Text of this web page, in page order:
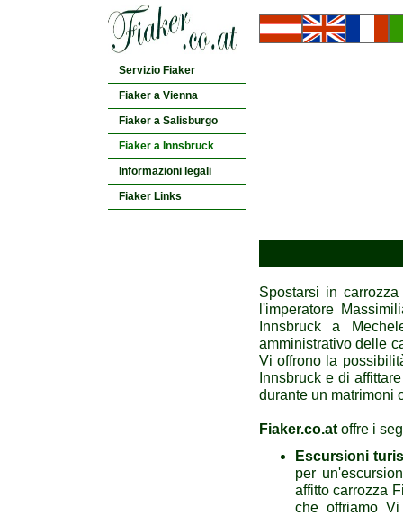
Servizio Fiaker
Fiaker a Vienna
Fiaker a Salisburgo
Fiaker a Innsbruck
Informazioni legali
Fiaker Links
Spostarsi in
l'imperatore
Innsbruck a
amministrativo delle
Vi offrono la
Innsbruck e di
durante un matrimoni
Fiaker.co.atoffre i
Escursioni
per
affitto carrozza
che offriamo